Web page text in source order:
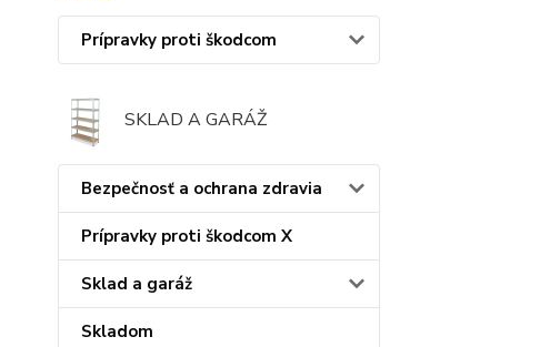
Prípravky proti škodcom
SKLAD A GARÁŽ
Bezpečnosť a ochrana zdravia
Prípravky proti škodcom X
Sklad a garáž
Skladom